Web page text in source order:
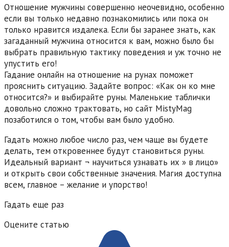
Отношение мужчины совершенно неочевидно, особенно
если вы только недавно познакомились или пока он
только нравится издалека. Если бы заранее знать, как
загаданный мужчина относится к вам, можно было бы
выбрать правильную тактику поведения и уж точно не
упустить его!
Гадание онлайн на отношение на рунах поможет
прояснить ситуацию. Задайте вопрос: «Как он ко мне
относится?» и выбирайте руны. Маленькие таблички
довольно сложно трактовать, но сайт MistyMag
позаботился о том, чтобы вам было удобно.
Гадать можно любое число раз, чем чаще вы будете
делать, тем откровеннее будут становиться руны.
Идеальный вариант ¬ научиться узнавать их » в лицо»
и открыть свои собственные значения. Магия доступна
всем, главное – желание и упорство!
Гадать еще раз
Оцените статью